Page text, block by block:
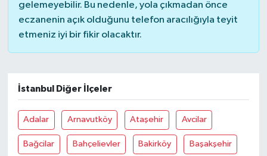
gelemeyebilir. Bu nedenle, yola çıkmadan önce
eczanenin açık olduğunu telefon aracılığıyla teyit
etmeniz iyi bir fikir olacaktır.
İstanbul Diğer İlçeler
Adalar Arnavutköy Ataşehir Avcilar
Bağcilar Bahçelievler Bakirköy Başakşehir